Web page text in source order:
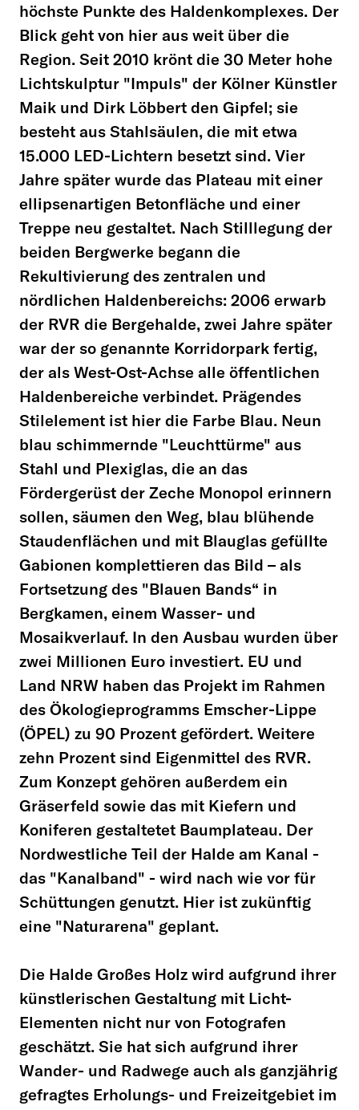
höchste Punkte des Haldenkomplexes. Der
Blick geht von hier aus weit über die
Region. Seit 2010 krönt die 30 Meter hohe
Lichtskulptur "Impuls" der Kölner Künstler
Maik und Dirk Löbbert den Gipfel; sie
besteht aus Stahlsäulen, die mit etwa
15.000 LED-Lichtern besetzt sind. Vier
Jahre später wurde das Plateau mit einer
ellipsenartigen Betonfläche und einer
Treppe neu gestaltet. Nach Stilllegung der
beiden Bergwerke begann die
Rekultivierung des zentralen und
nördlichen Haldenbereichs: 2006 erwarb
der RVR die Bergehalde, zwei Jahre später
war der so genannte Korridorpark fertig,
der als West-Ost-Achse alle öffentlichen
Haldenbereiche verbindet. Prägendes
Stilelement ist hier die Farbe Blau. Neun
blau schimmernde "Leuchttürme" aus
Stahl und Plexiglas, die an das
Fördergerüst der Zeche Monopol erinnern
sollen, säumen den Weg, blau blühende
Staudenflächen und mit Blauglas gefüllte
Gabionen komplettieren das Bild – als
Fortsetzung des "Blauen Bands“ in
Bergkamen, einem Wasser- und
Mosaikverlauf. In den Ausbau wurden über
zwei Millionen Euro investiert. EU und
Land NRW haben das Projekt im Rahmen
des Ökologieprogramms Emscher-Lippe
(ÖPEL) zu 90 Prozent gefördert. Weitere
zehn Prozent sind Eigenmittel des RVR.
Zum Konzept gehören außerdem ein
Gräserfeld sowie das mit Kiefern und
Koniferen gestaltetet Baumplateau. Der
Nordwestliche Teil der Halde am Kanal -
das "Kanalband" - wird nach wie vor für
Schüttungen genutzt. Hier ist zukünftig
eine "Naturarena" geplant.
Die Halde Großes Holz wird aufgrund ihrer
künstlerischen Gestaltung mit Licht-
Elementen nicht nur von Fotografen
geschätzt. Sie hat sich aufgrund ihrer
Wander- und Radwege auch als ganzjährig
gefragtes Erholungs- und Freizeitgebiet im